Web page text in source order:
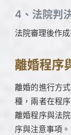
4、法院判
法院審理後作
離婚程序
離婚的進行方
種，兩者在程
離婚程序與法
序與注意事項。